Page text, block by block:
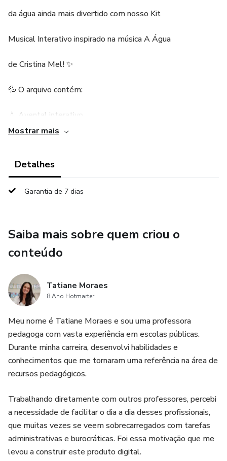
da água ainda mais divertido com nosso Kit
Musical Interativo inspirado na música A Água
de Cristina Mel! ✨
💦 O arquivo contém:
💧 Avental interativo
💧 Luva musical
💧 Fichas ilustradas para dinamizar a contação da
estímulos visuais.
educação infantil de forma lúdica, musical e
encantadora! Vamos ensinar brincando? 💦
💰SOMENTE $10,00
Mostrar mais
Detalhes
Garantia de 7 dias
Saiba mais sobre quem criou o
conteúdo
Tatiane Moraes
8 Ano Hotmarter
Meu nome é Tatiane Moraes e sou uma professora
pedagoga com vasta experiência em escolas públicas.
Durante minha carreira, desenvolvi habilidades e
conhecimentos que me tornaram uma referência na área de
recursos pedagógicos.
Trabalhando diretamente com outros professores, percebi
a necessidade de facilitar o dia a dia desses profissionais,
que muitas vezes se veem sobrecarregados com tarefas
administrativas e burocráticas. Foi essa motivação que me
levou a construir este produto digital.